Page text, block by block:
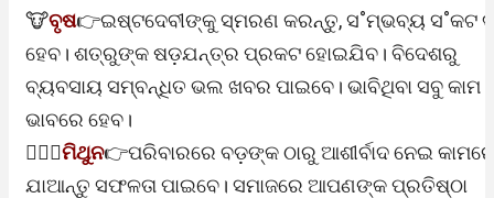
🐮ବୃଷ👉ଇଷ୍ଟଦେବୀଙ୍କୁ ସ୍ମରଣ କରନ୍ତୁ, ସ˚ମ୍ଭବ୍ୟ ସ˚କଟ
ହେବ। ଶତ୍ରୁଙ୍କ ଷଡ଼ଯନ୍ତ୍ର ପ୍ରକଟ ହୋଇଯିବ। ବିଦେଶରୁ
ବ୍ୟବସାୟ ସମ୍ବନ୍ଧିତ ଭଲ ଖବର ପାଇବେ। ଭାବିଥିବା ସବୁ କାମ
ଭାବରେ ହେବ।
👩‍❤️‍👨ମିଥୁନ👉ପରିବାରରେ ବଡ଼ଙ୍କ ଠାରୁ ଆଶୀର୍ବାଦ ନେଇ
ଯାଆନ୍ତୁ ସଫଳତା ପାଇବେ। ସମାଜରେ ଆପଣଙ୍କ ପ୍ରତିଷ୍ଠା